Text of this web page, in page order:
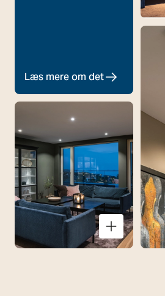
Læs mere om det